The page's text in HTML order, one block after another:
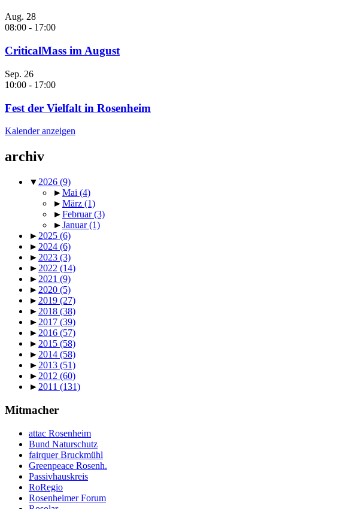
Aug. 28
08:00 - 17:00
CriticalMass im August
Sep. 26
10:00 - 17:00
Fest der Vielfalt in Rosenheim
Kalender anzeigen
archiv
▼ 2026 (9)
►Mai (4)
►März (1)
►Februar(3)
►Januar(1)
► 2025 (6)
► 2024 (6)
► 2023 (3)
► 2022 (14)
► 2021 (9)
► 2020 (5)
► 2019 (27)
► 2018 (38)
► 2017 (39)
► 2016 (57)
► 2015 (58)
► 2014 (58)
► 2013 (51)
► 2012 (60)
► 2011 (131)
Mitmacher
attac Rosenheim
Bund Naturschutz
fairquer Bruckmühl
Greenpeace Rosenh.
Passivhauskreis
RoRegio
Rosenheimer Forum